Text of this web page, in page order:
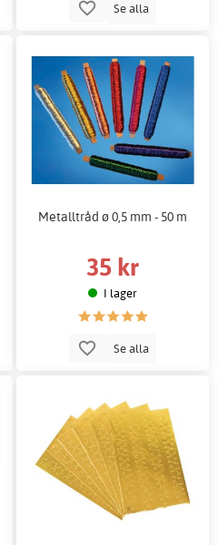
Se alla
Metalltråd ø 0,5 mm - 50 m
35 kr
I lager
Se alla